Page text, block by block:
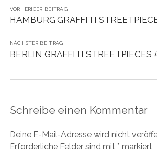
VORHERIGER BEITRAG
HAMBURG GRAFFITI
NÄCHSTER BEITRAG
BERLIN GRAFFITI STREETPIECES
Schreibe einen Kommentar
Deine E-Mail-Adresse wird nicht
Erforderliche Felder sind mit * markiert